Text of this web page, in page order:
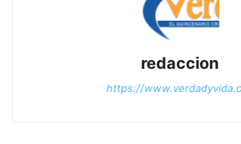
redaccion
https://